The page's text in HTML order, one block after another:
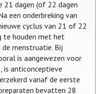
21 dagen (of 22 dagen
een onderbreking van
cyclus van 21 of 22
te houden met het
menstruatie. Bij
is aangewezen voor
is anticonceptieve
vanaf de eerste
bevatten 28